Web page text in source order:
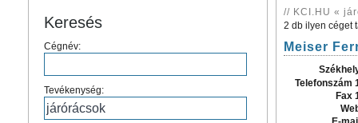
Keresés
Cégnév:
Tevékenység:
// KCI.HU «
2 db ilyen céget
Meiser
Telefonszám
Fax